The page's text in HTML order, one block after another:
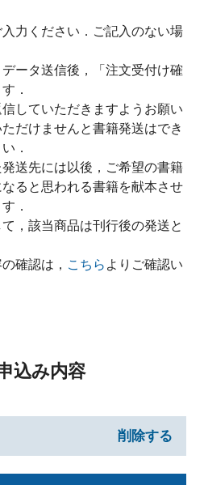
力ください．ご記入のない場
ータ送信後，「注文受付け確
．
していただきますようお願い
だけませんと書籍発送はでき
．
送先には以後，ご希望の書籍
ると思われる書籍を献本させ
．
，該当商品は刊行後の発送と
確認は， こちら よりご確認い
込み内容
削除する